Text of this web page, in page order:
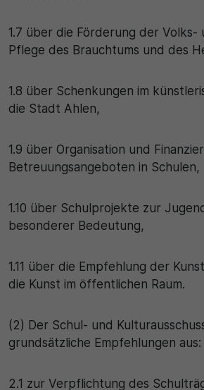
1.7 über die Förderung der Volks-
Pflege des Brauchtums und des
1.8 über Schenkungen im
die Stadt Ahlen,
1.9 über Organisation und
Betreuungsangeboten in Schulen,
1.10 über Schulprojekte zur
besonderer Bedeutung,
1.11 über die Empfehlung der
die Kunst im öffentlichen Raum.
(2) Der Schul- und
grundsätzliche Empfehlungen aus:
2.1 zur Verpflichtung des